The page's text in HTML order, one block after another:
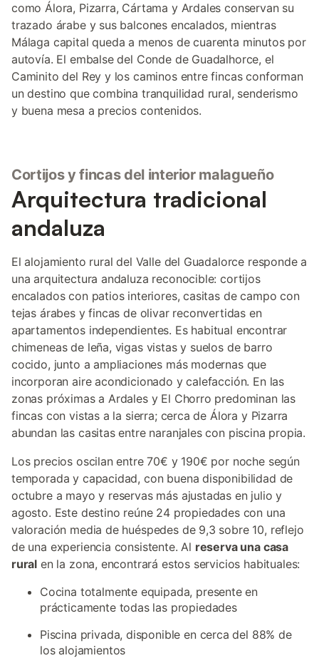
como Álora, Pizarra, Cártama y Ardales conservan su
trazado árabe y sus balcones encalados, mientras
Málaga capital queda a menos de cuarenta minutos por
autovía. El embalse del Conde de Guadalhorce, el
Caminito del Rey y los caminos entre fincas conforman
un destino que combina tranquilidad rural, senderismo
y buena mesa a precios contenidos.
Cortijos y fincas del interior malagueño
Arquitectura tradicional
andaluza
El alojamiento rural del Valle del Guadalorce responde a
una arquitectura andaluza reconocible: cortijos
encalados con patios interiores, casitas de campo con
tejas árabes y fincas de olivar reconvertidas en
apartamentos independientes. Es habitual encontrar
chimeneas de leña, vigas vistas y suelos de barro
cocido, junto a ampliaciones más modernas que
incorporan aire acondicionado y calefacción. En las
zonas próximas a Ardales y El Chorro predominan las
fincas con vistas a la sierra; cerca de Álora y Pizarra
abundan las casitas entre naranjales con piscina propia.
Los precios oscilan entre 70€ y 190€ por noche según
temporada y capacidad, con buena disponibilidad de
octubre a mayo y reservas más ajustadas en julio y
agosto. Este destino reúne 24 propiedades con una
valoración media de huéspedes de 9,3 sobre 10, reflejo
de una experiencia consistente. Al reserva una casa
rural en la zona, encontrará estos servicios habituales:
Cocina totalmente equipada, presente en
prácticamente todas las propiedades
Piscina privada, disponible en cerca del 88% de
los alojamientos